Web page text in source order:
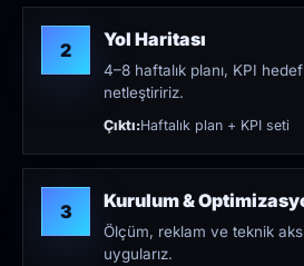
2 Yol Haritası
4–8 haftalık planı, KPI
netleştiririz.
Çıktı:Haftalık plan + KPI seti
3 Kurulum &
Ölçüm, reklam ve teknik
uygularız.